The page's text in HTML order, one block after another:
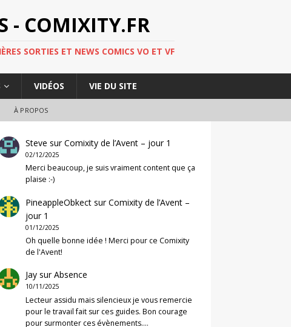
- COMIXITY.FR
SORTIES ET NEWS COMICS VO ET VF
VIDÉOS VIE DU SITE
À PROPOS
Steve surComixity de l’Avent – jour 1
02/12/2025
Merci beaucoup, je suis vraiment content que ça
plaise :-)
PineappleObkect surComixity de l’Avent –
jour 1
01/12/2025
Oh quelle bonne idée ! Merci pour ce Comixity
de l'Avent!
Jay surAbsence
10/11/2025
Lecteur assidu mais silencieux je vous remercie
pour le travail fait sur ces guides. Bon courage
pour surmonter ces évènements.…